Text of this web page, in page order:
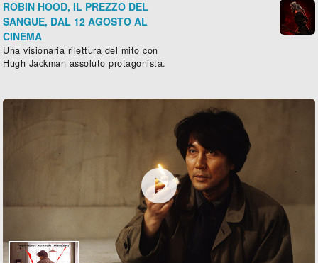
ROBIN HOOD, IL PREZZO DEL
SANGUE, DAL 12 AGOSTO AL
CINEMA
Una visionaria rilettura del mito con
Hugh Jackman assoluto protagonista.
